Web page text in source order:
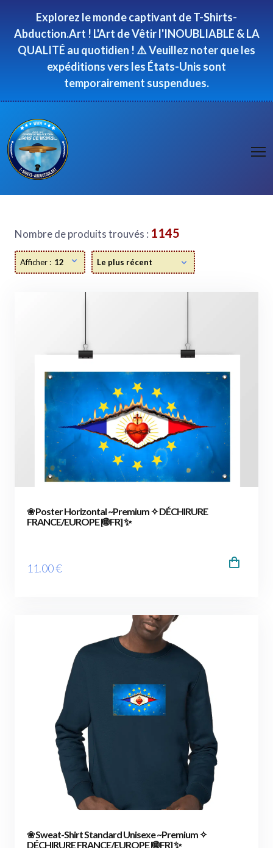
Explorez le monde captivant de T-Shirts-
Abduction.Art ! L'Art de Vêtir l'INOUBLIABLE & LA
QUALITÉ au quotidien ! ⚠️ Veuillez noter que les
expéditions vers les États-Unis sont
temporairement suspendues.
Nombre de produits trouvés : 1145
Afficher : 12 Le plus récent
❀ Poster Horizontal ~Premium ✧ DÉCHIRURE
FRANCE/EUROPE [🌐 FR] ✨
11.00€
❀ Sweat-Shirt Standard Unisexe ~Premium ✧
DÉCHIRURE FRANCE/EUROPE [🌐 FR] ✨